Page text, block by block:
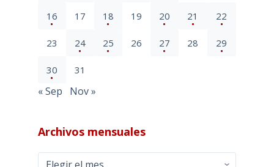
16 17 18 19 20 21 22
23 24 25 26 27 28 29
30 31
« Sep Nov »
Archivos mensuales
Archivos